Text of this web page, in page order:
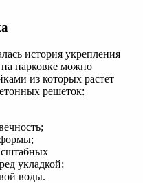
история укрепления
парковке можно
из которых растет
решеток:
укладкой;
воды.